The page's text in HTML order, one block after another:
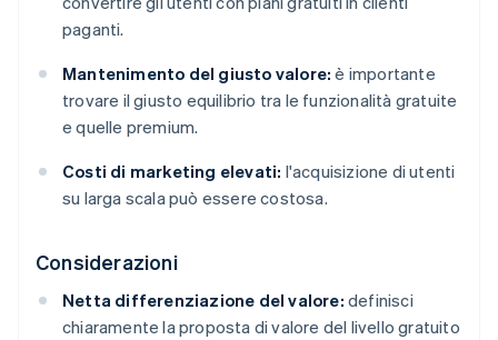
paganti.
Mantenimento del giusto valore: è importante
trovare il giusto equilibrio tra le funzionalità gratuite
e quelle premium.
Costi di marketing elevati: l'acquisizione di utenti
su larga scala può essere costosa.
Considerazioni
Netta differenziazione del valore: definisci
chiaramente la proposta di valore del livello gratuito